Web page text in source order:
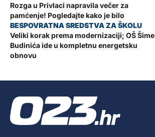
Rozga u Privlaci napravila večer za
pamćenje! Pogledajte kako je bilo
Veliki korak prema modernizaciji; OŠ Šime
Budinića ide u kompletnu energetsku
obnovu